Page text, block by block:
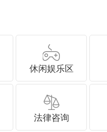
休闲娱乐区
法律咨询